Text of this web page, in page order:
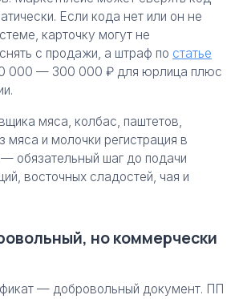
Если кода нет или он не
карточку могут не
с продажи, а штраф по статье
000 — 300 000 ₽ для юрлица плюс
мяса, колбас, паштетов,
мяса и молочки регистрация в
обязательный шаг до подачи
восточных сладостей, чая и
но коммерчески
— добровольный документ. ПП